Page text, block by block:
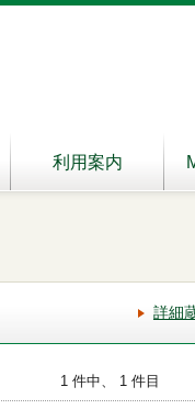
利用案内
詳細
1 件中、 1 件目